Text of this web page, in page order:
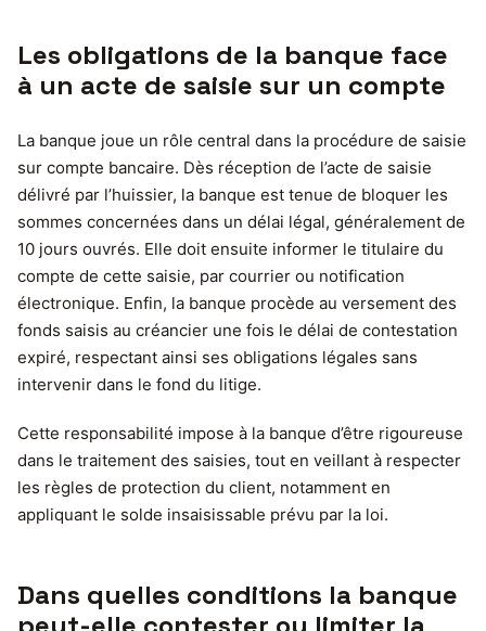
Les obligations de la banque face
à un acte de saisie sur un compte
La banque joue un rôle central dans la procédure de saisie
sur compte bancaire. Dès réception de l’acte de saisie
délivré par l’huissier, la banque est tenue de bloquer les
sommes concernées dans un délai légal, généralement de
10 jours ouvrés. Elle doit ensuite informer le titulaire du
compte de cette saisie, par courrier ou notification
électronique. Enfin, la banque procède au versement des
fonds saisis au créancier une fois le délai de contestation
expiré, respectant ainsi ses obligations légales sans
intervenir dans le fond du litige.
Cette responsabilité impose à la banque d’être rigoureuse
dans le traitement des saisies, tout en veillant à respecter
les règles de protection du client, notamment en
appliquant le solde insaisissable prévu par la loi.
Dans quelles conditions la banque